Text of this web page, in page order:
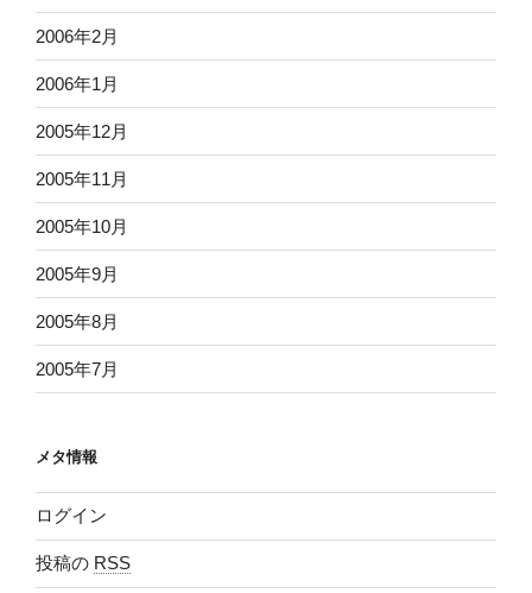
2006年2月
2006年1月
2005年12月
2005年11月
2005年10月
2005年9月
2005年8月
2005年7月
メタ情報
ログイン
投稿の RSS